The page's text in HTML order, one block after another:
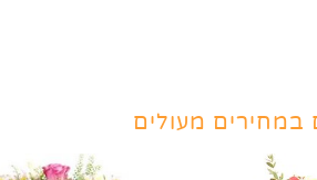
במחירים מעולים